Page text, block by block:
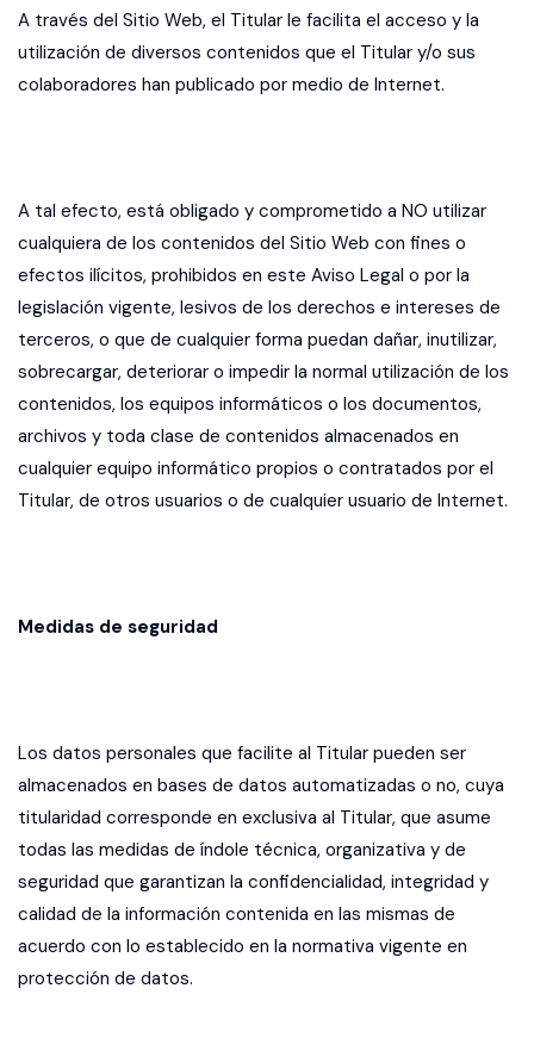
A través del Sitio Web, el Titular le facilita el acceso y la
utilización de diversos contenidos que el Titular y/o sus
colaboradores han publicado por medio de Internet.
A tal efecto, está obligado y comprometido a NO utilizar
cualquiera de los contenidos del Sitio Web con fines o
efectos ilícitos, prohibidos en este Aviso Legal o por la
legislación vigente, lesivos de los derechos e intereses de
terceros, o que de cualquier forma puedan dañar, inutilizar,
sobrecargar, deteriorar o impedir la normal utilización de los
contenidos, los equipos informáticos o los documentos,
archivos y toda clase de contenidos almacenados en
cualquier equipo informático propios o contratados por el
Titular, de otros usuarios o de cualquier usuario de Internet.
Medidas de seguridad
Los datos personales que facilite al Titular pueden ser
almacenados en bases de datos automatizadas o no, cuya
titularidad corresponde en exclusiva al Titular, que asume
todas las medidas de índole técnica, organizativa y de
seguridad que garantizan la confidencialidad, integridad y
calidad de la información contenida en las mismas de
acuerdo con lo establecido en la normativa vigente en
protección de datos.